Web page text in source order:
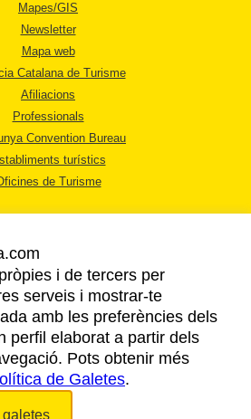
Mapes/GIS
Newsletter
Mapa web
Catalana de Turisme
Afiliacions
Professionals
Convention Bureau
turístics
de Turisme
AVÍS LEGAL
DE PRIVACITAT
COOKIES
ACCESSIBILITAT
i de tercers per
serveis i mostrar-te
amb les preferències dels
perfil elaborat a partir dels
Pots obtenir més
de Galetes.